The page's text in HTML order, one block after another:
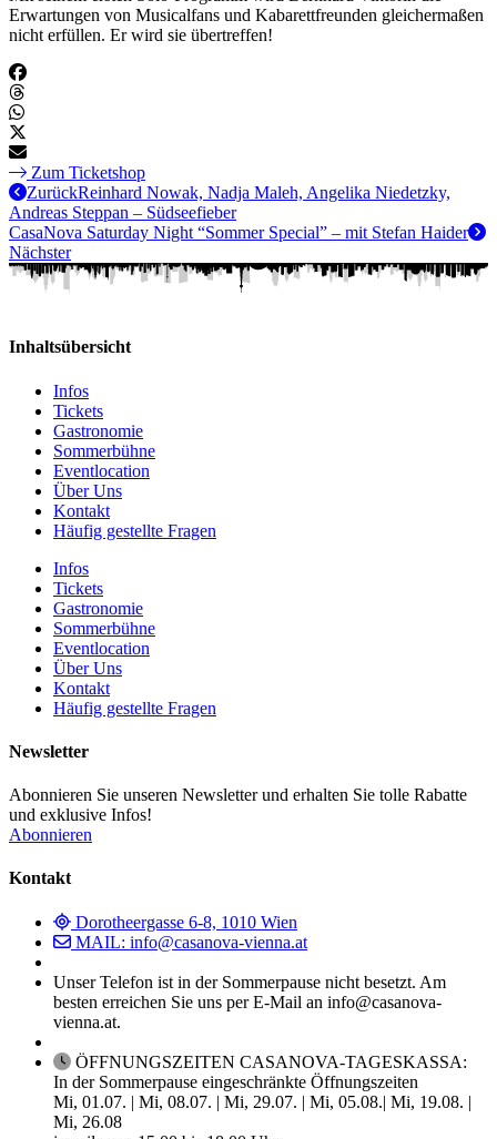
Erwartungen von Musicalfans und Kabarettfreunden gleichermaßen
nicht erfüllen. Er wird sie übertreffen!
Zum Ticketshop
ZurückReinhard Nowak, Nadja Maleh, Angelika Niedetzky,
Andreas Steppan – Südseefieber
CasaNova Saturday Night “Sommer Special” – mit Stefan Haider
Nächster
Inhaltsübersicht
Infos
Tickets
Gastronomie
Sommerbühne
Eventlocation
Über Uns
Kontakt
Häufig gestellte Fragen
Infos
Tickets
Gastronomie
Sommerbühne
Eventlocation
Über Uns
Kontakt
Häufig gestellte Fragen
Newsletter
Abonnieren Sie unseren Newsletter und erhalten Sie tolle Rabatte
und exklusive Infos!
Abonnieren
Kontakt
Dorotheergasse 6-8, 1010 Wien
MAIL: info@casanova-vienna.at
Unser Telefon ist in der Sommerpause nicht besetzt. Am
besten erreichen Sie uns per E-Mail an info@casanova-
vienna.at.
ÖFFNUNGSZEITEN CASANOVA-TAGESKASSA:
In der Sommerpause eingeschränkte Öffnungszeiten
Mi, 01.07. | Mi, 08.07. | Mi, 29.07. | Mi, 05.08.| Mi, 19.08. |
Mi, 26.08